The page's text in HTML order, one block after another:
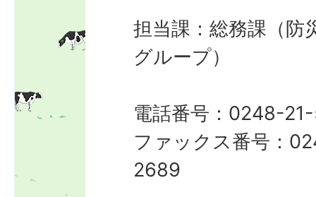
担当課：総務課（防
グループ）
電話番号：0248-
ファックス番号：
2689